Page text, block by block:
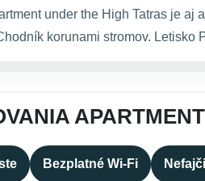
under the High Tatras je aj
korunami stromov. Letisko
Bezplatné Wi-Fi